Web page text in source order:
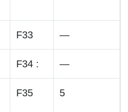
F33 —
F34 : —
F35 5